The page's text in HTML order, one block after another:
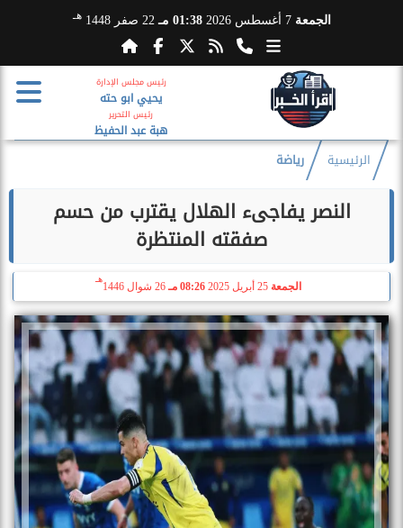
الجمعة 7 أغسطس 2026 01:38 مـ 22 صفر 1448 هـ
رئيس مجلس الإدارة
يحيي ابو حته
رئيس التحرير
هبة عبد الحفيظ
الرئيسية رياضة
النصر يفاجىء الهلال يقترب من حسم
صفقته المنتظرة
الجمعة 25 أبريل 2025 08:26 مـ 26 شوال 1446
هـ